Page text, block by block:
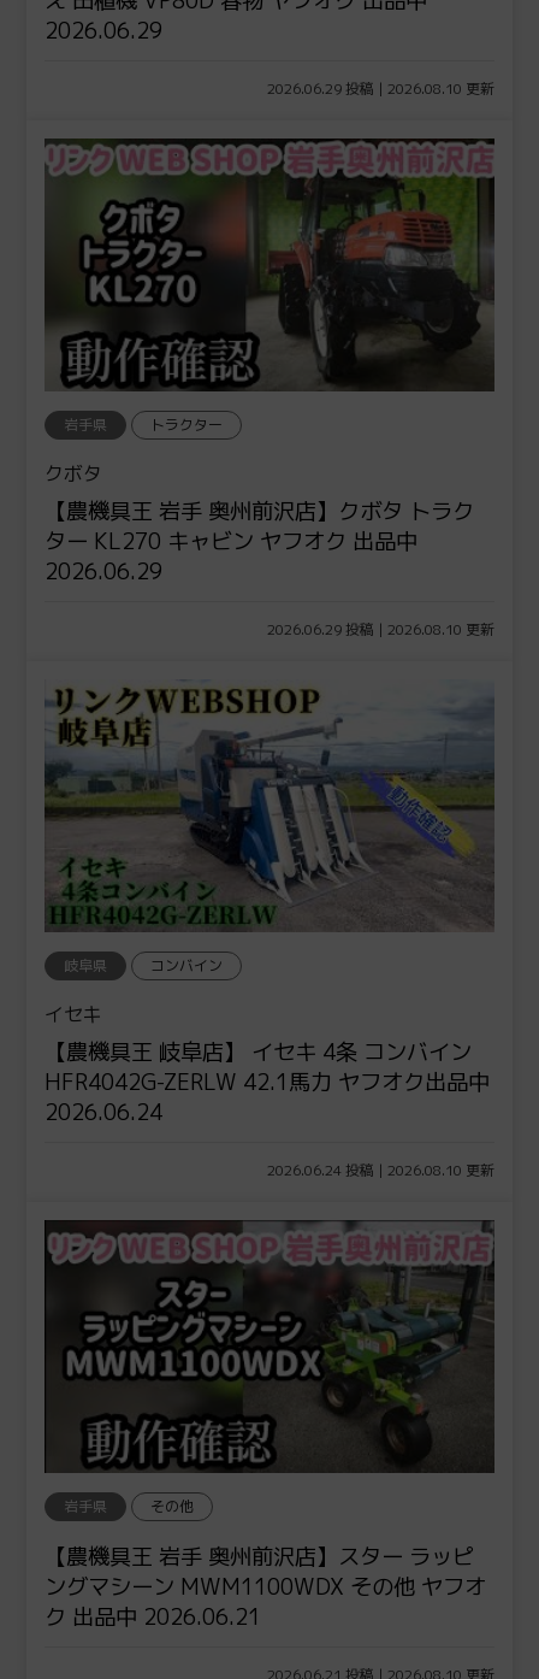
2026.06.29
2026.06.29 投稿 | 2026.08.10 更新
岩手県 トラクター
クボタ
【農機具王 岩手 奥州前沢店】クボタ トラク
ター KL270 キャビン ヤフオク 出品中
2026.06.29
2026.06.29 投稿 | 2026.08.10 更新
岐阜県 コンバイン
イセキ
【農機具王 岐阜店】 イセキ 4条 コンバイン
HFR4042G-ZERLW 42.1馬力 ヤフオク出品中
2026.06.24
2026.06.24 投稿 | 2026.08.10 更新
岩手県 その他
【農機具王 岩手 奥州前沢店】スター ラッピ
ングマシーン MWM1100WDX その他 ヤフオ
ク 出品中 2026.06.21
2026.06.21 投稿 | 2026.08.10 更新